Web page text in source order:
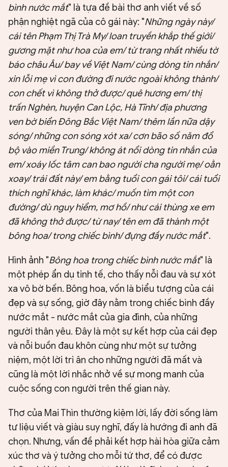
bình nước mắt" là tựa đề bài thơ anh viết về số
phận nghiệt ngã của cô gái này: "Những ngày này/
cái tên Phạm Thị Trà My/ loan truyền khắp thế giới/
gương mặt như hoa của em/ từ trang nhất nhiều tờ
báo châu Âu/ bay về Việt Nam/ cùng dòng tin nhắn/
xin lỗi mẹ vì con đường đi nước ngoài không thành/
con chết vì không thở được/ quê hương em/ thị
trấn Nghèn, huyện Can Lộc, Hà Tĩnh/ địa phương
ven bờ biển Đông Bắc Việt Nam/ thêm lần nữa dậy
sóng/ những con sóng xót xa/ cơn bão số năm đổ
bộ vào miền Trung/ không át nổi dòng tin nhắn của
em/ xoáy lốc tâm can bao người cha người mẹ/ oằn
xoay/ trái đất này/ em bằng tuổi con gái tôi/ cái tuổi
thích nghĩ khác, làm khác/ muốn tìm một con
đường/ dù nguy hiểm, mơ hồ/ như cái thùng xe em
đã không thở được/ từ nay/ tên em đã thành một
bông hoa/ trong chiếc bình/ đựng đầy nước mắt".
Hình ảnh "Bông hoa trong chiếc bình nước mắt" là
một phép ẩn dụ tinh tế, cho thấy nỗi đau và sự xót
xa vô bờ bến. Bông hoa, vốn là biểu tượng của cái
đẹp và sự sống, giờ đây nằm trong chiếc bình đầy
nước mắt - nước mắt của gia đình, của những
người thân yêu. Đây là một sự kết hợp của cái đẹp
và nỗi buồn đau khôn cùng như một sự tưởng
niệm, một lời tri ân cho những người đã mất và
cũng là một lời nhắc nhở về sự mong manh của
cuộc sống con người trên thế gian này.
Thơ của Mai Thìn thường kiệm lời, lấy đời sống làm
tư liệu viết và giàu suy nghĩ, đấy là hướng đi anh đã
chọn. Nhưng, vấn đề phải kết hợp hài hòa giữa cảm
xúc thơ và ý tưởng cho mỗi tứ thơ, để có được